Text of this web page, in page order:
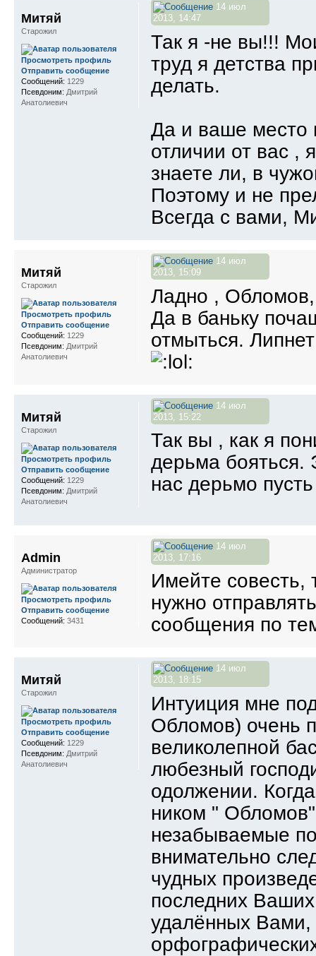
14 июл
2013, 14:47
Так я -не вы!!!
труд я детства
делать.
Да и ваше место
отличии от вас ,
знаете ли, в
Поэтому и не
Всегда с вами,
Митяй
Старожил
Просмотреть профиль
Отправить сообщение
Сообщений: 1229
Псевдоним: Дмитрий
Анатолиевич
14 июл
2013, 15:09
Ладно , Обломов,
Да в баньку
отмыться.
Митяй
Старожил
Просмотреть профиль
Отправить сообщение
Сообщений: 1229
Псевдоним: Дмитрий
Анатолиевич
14 июл
2013, 15:22
Так вы , как я
дерьма бояться.
нас дерьмо
Митяй
Старожил
Просмотреть профиль
Отправить сообщение
Сообщений: 1229
Псевдоним: Дмитрий
Анатолиевич
14 июл
2013, 17:16
Имейте совесть,
нужно
сообщения по
Admin
Администратор
Просмотреть профиль
Отправить сообщение
Сообщений: 3431
14 июл
2013, 18:15
Интуиция мне
Обломов) очень
великолепной
любезный
одолжении.
ником "
незабываемые
внимательно
чудных
последних
удалённых Вами,
Митяй
Старожил
Просмотреть профиль
Отправить сообщение
Сообщений: 1229
Псевдоним: Дмитрий
Анатолиевич